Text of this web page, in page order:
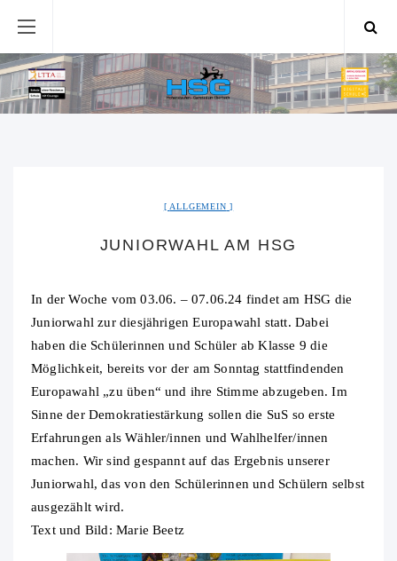
ALLGEMEIN
JUNIORWAHL AM HSG
In der Woche vom 03.06. – 07.06.24 findet am HSG die
Juniorwahl zur diesjährigen Europawahl statt. Dabei
haben die Schülerinnen und Schüler ab Klasse 9 die
Möglichkeit, bereits vor der am Sonntag stattfindenden
Europawahl „zu üben“ und ihre Stimme abzugeben. Im
Sinne der Demokratiestärkung sollen die SuS so erste
Erfahrungen als Wähler/innen und Wahlhelfer/innen
machen. Wir sind gespannt auf das Ergebnis unserer
Juniorwahl, das von den Schülerinnen und Schülern selbst
ausgezählt wird.
Text und Bild: Marie Beetz